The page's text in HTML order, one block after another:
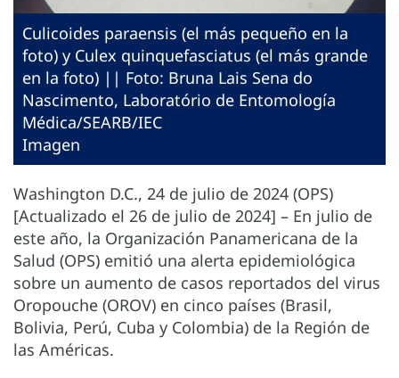
Culicoides paraensis (el más pequeño en la
foto) y Culex quinquefasciatus (el más grande
en la foto) || Foto: Bruna Lais Sena do
Nascimento, Laboratório de Entomología
Médica/SEARB/IEC
Imagen
Washington D.C., 24 de julio de 2024 (OPS)
[Actualizado el 26 de julio de 2024] – En julio de
este año, la Organización Panamericana de la
Salud (OPS) emitió una alerta epidemiológica
sobre un aumento de casos reportados del virus
Oropouche (OROV) en cinco países (Brasil,
Bolivia, Perú, Cuba y Colombia) de la Región de
las Américas.